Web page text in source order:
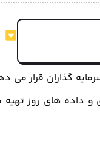
گذاران قرار می
و داده های روز تهیه